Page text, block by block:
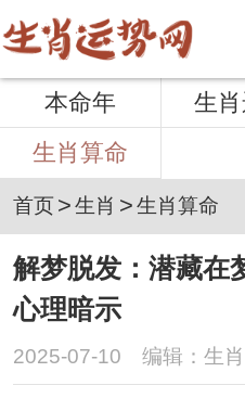
本命年 生
生肖算命
首页>生肖 >生肖算命
解梦脱发：潜藏在
心理暗示
2025-07-10 编辑：生